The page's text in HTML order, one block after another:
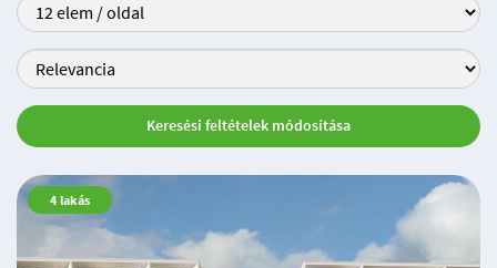
Keresési feltételek módosítása
4 lakás